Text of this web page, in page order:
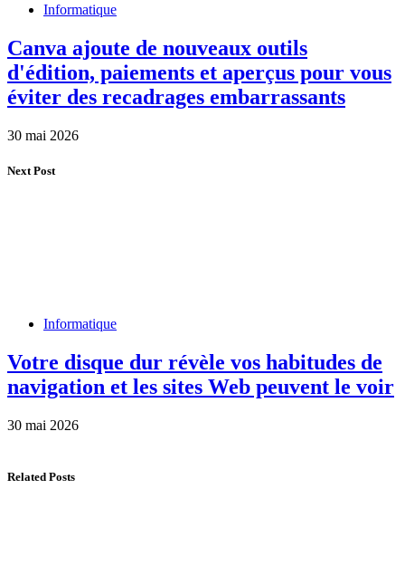
Informatique
Canva ajoute de nouveaux outils
d'édition, paiements et aperçus pour vous
éviter des recadrages embarrassants
30 mai 2026
Next Post
Informatique
Votre disque dur révèle vos habitudes de
navigation et les sites Web peuvent le voir
30 mai 2026
Related Posts